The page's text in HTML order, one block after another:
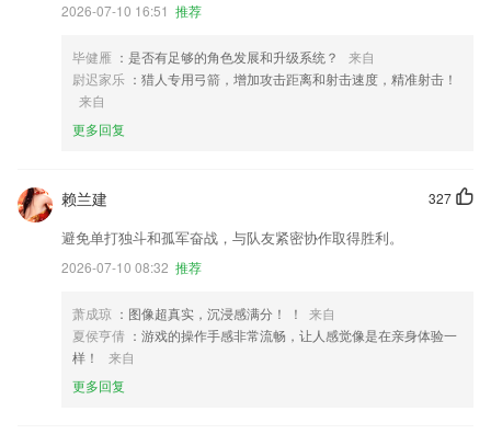
2026-07-10 16:51 推荐
毕健雁 ：是否有足够的角色发展和升级系统？
来自
尉迟家乐 ：猎人专用弓箭，增加攻击距离和射击速度，精准射击！
来自
更多回复
327
赖兰建
避免单打独斗和孤军奋战，与队友紧密协作取得胜利。
2026-07-10 08:32 推荐
萧成琼 ：图像超真实，沉浸感满分！ ！
来自
夏侯亨倩 ：游戏的操作手感非常流畅，让人感觉像是在亲身体验一
样！
来自
更多回复